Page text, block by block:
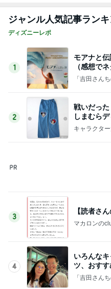
3
マカロンの
4
いろんな
ツ、おす
「吉田さん
5
〜新横浜
神がかってる掃除
Amebaトピックス
脱水の兆候に気
Amebaトピックス